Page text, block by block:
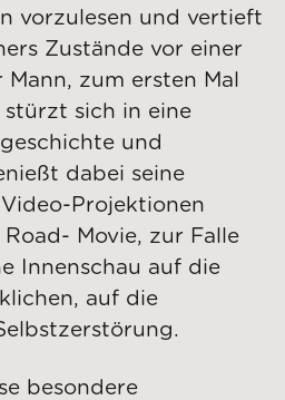
vorzulesen und vertieft
Zustände vor einer
zum ersten Mal
stürzt sich in eine
und
dabei seine
Projektionen
Movie, zur Falle
Innenschau auf die
auf die
besondere